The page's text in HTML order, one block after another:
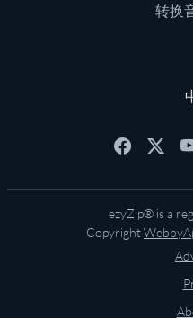
转换
ezyZip® is a
Copyright